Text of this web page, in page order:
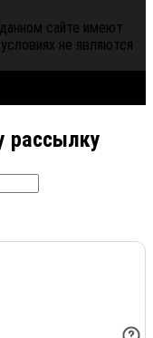
сайте имеют
не являются
рассылку